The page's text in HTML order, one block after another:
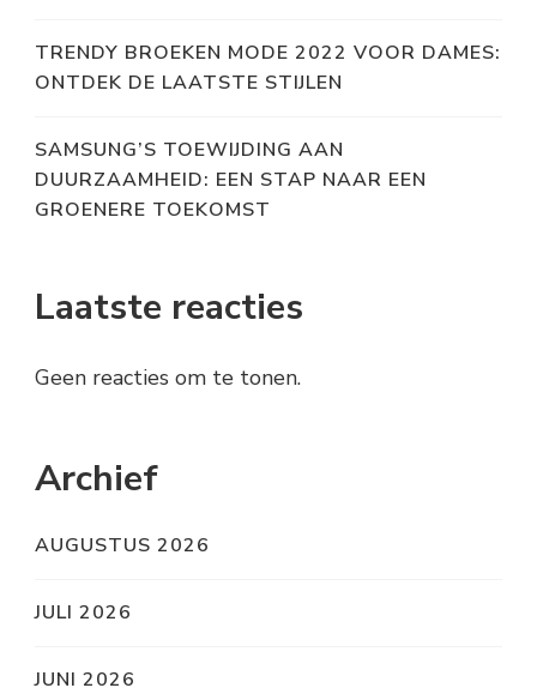
TRENDY BROEKEN MODE 2022 VOOR DAMES:
ONTDEK DE LAATSTE STIJLEN
SAMSUNG’S TOEWIJDING AAN
DUURZAAMHEID: EEN STAP NAAR EEN
GROENERE TOEKOMST
Laatste reacties
Geen reacties om te tonen.
Archief
AUGUSTUS 2026
JULI 2026
JUNI 2026